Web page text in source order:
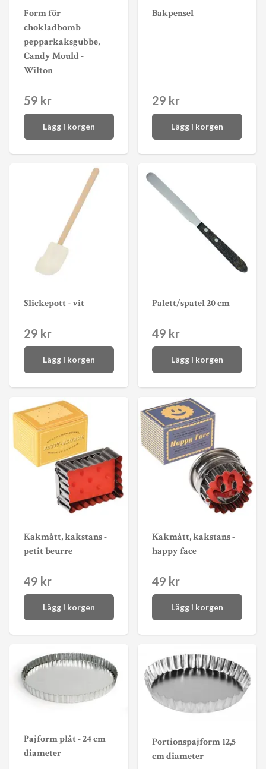
Form för
chokladbomb
pepparkaksgubbe,
Candy Mould -
Wilton
59 kr
Lägg i korgen
Bakpensel
29 kr
Lägg i korgen
Slickepott - vit
29 kr
Lägg i korgen
Palett/spatel 20 cm
49 kr
Lägg i korgen
Kakmått, kakstans -
petit beurre
49 kr
Lägg i korgen
Kakmått, kakstans -
happy face
49 kr
Lägg i korgen
Pajform plåt - 24 cm
diameter
Portionspajform 12,5
cm diameter